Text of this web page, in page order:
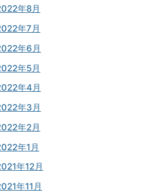
年8月
年7月
年6月
年5月
年4月
年3月
年2月
年1月
年12月
年11月